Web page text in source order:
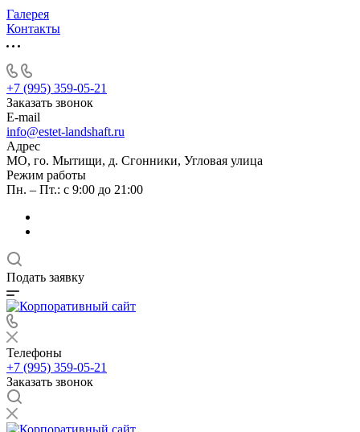
Галерея
Контакты
+7 (995) 359-05-21
Заказать звонок
E-mail
info@estet-landshaft.ru
Адрес
МО, го. Мытищи, д. Сгонники, Угловая улица
Режим работы
Пн. – Пт.: с 9:00 до 21:00
Подать заявку
Телефоны
+7 (995) 359-05-21
Заказать звонок